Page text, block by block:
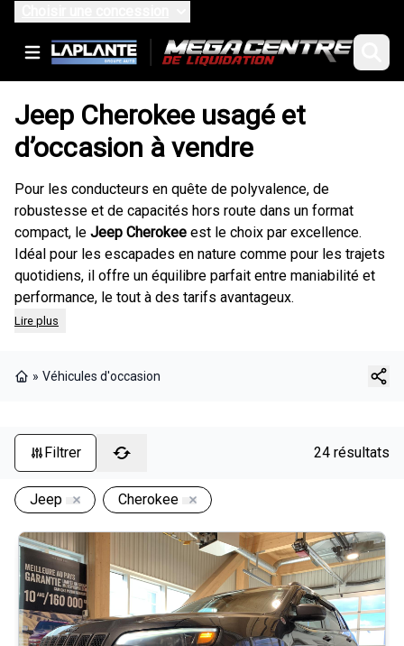
Jeep Cherokee usagé et
d’occasion à vendre
Pour les conducteurs en quête de polyvalence, de
robustesse et de capacités hors route dans un format
compact, le Jeep Cherokee est le choix par excellence.
Idéal pour les escapades en nature comme pour les trajets
quotidiens, il offre un équilibre parfait entre maniabilité et
performance, le tout à des tarifs avantageux.
Lire plus
» Véhicules d'occasion
Filtrer 24 résultats
Jeep Cherokee